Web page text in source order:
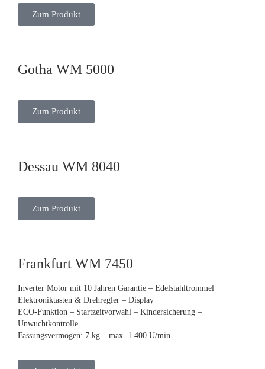
Zum Produkt
Gotha WM 5000
Zum Produkt
Dessau WM 8040
Zum Produkt
Frankfurt WM 7450
Inverter Motor mit 10 Jahren Garantie – Edelstahltrommel
Elektroniktasten & Drehregler – Display
ECO-Funktion – Startzeitvorwahl – Kindersicherung –
Unwuchtkontrolle
Fassungsvermögen: 7 kg – max. 1.400 U/min.